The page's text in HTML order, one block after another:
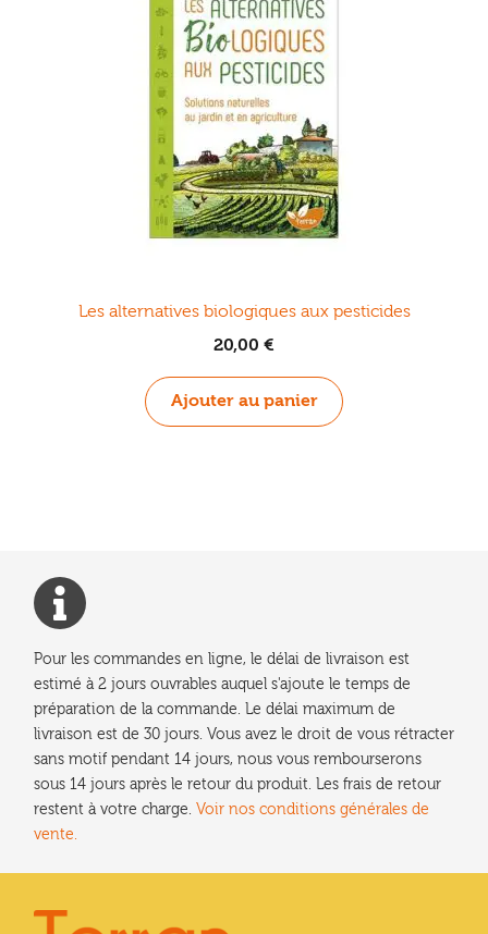
Les alternatives biologiques aux pesticides
20,00 €
Ajouter au panier
Pour les commandes en ligne, le délai de livraison est
estimé à 2 jours ouvrables auquel s'ajoute le temps de
préparation de la commande. Le délai maximum de
livraison est de 30 jours. Vous avez le droit de vous rétracter
sans motif pendant 14 jours, nous vous rembourserons
sous 14 jours après le retour du produit. Les frais de retour
restent à votre charge. Voir nos conditions générales de
vente.